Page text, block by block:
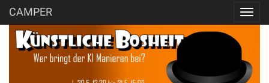
CAMPER